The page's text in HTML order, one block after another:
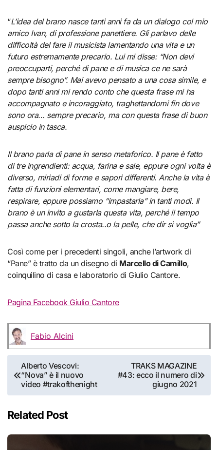
“L’idea del brano nasce tanti anni fa da un dialogo col mio
amico Ivan, di professione panettiere. Gli parlavo delle
difficoltà del fare il musicista lamentando una vita e un
futuro estremamente precario. Lui mi disse: “Non devi
preoccuparti, perché di pane e di musica ce ne sarà
sempre bisogno”. Mai avevo pensato a una cosa simile, e
dopo tanti anni mi rendo conto che questa frase mi ha
accompagnato e incoraggiato, traghettandomi fin dove
sono ora… sempre precario, ma con questa frase di buon
auspicio in tasca.
Il brano parla di pane in senso metaforico. Il pane è fatto
di tre ingrendienti: acqua, farina e sale, eppure ogni volta è
diverso, miriadi di forme e sapori differenti. Anche la vita è
fatta di funzioni elementari, come mangiare, bere,
respirare, eppure possiamo “impastarla” in tanti modi. Il
brano è un invito a gustarla questa vita, perché il tempo
passa anche sotto la crosta..o la pelle, che dir si voglia”
Così come per i precedenti singoli, anche l’artwork di
“Pane” è tratto da un disegno di Marcello di Camillo,
coinquilino di casa e laboratorio di Giulio Cantore.
Pagina Facebook Giulio Cantore
Fabio Alcini
Navigazione
articoli
Alberto Vescovi:
“Nova” è il nuovo
video #trakofthenight
TRAKS MAGAZINE
#43: ecco il numero di
giugno 2021
Related Post